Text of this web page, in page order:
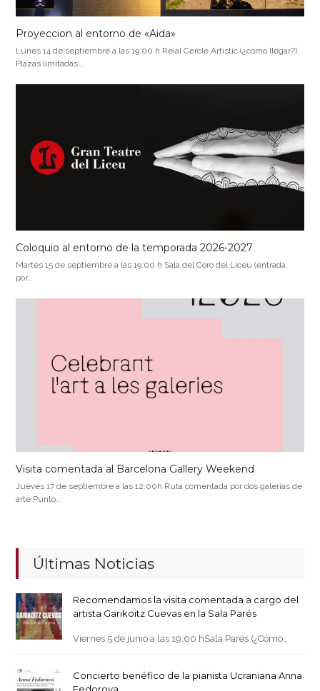
Proyeccion al entorno de «Aida»
Lunes 14 de septiembre a las 19:00 h Reial Cercle Artístic (¿cómo llegar?)
Plazas limitadas.…
Coloquio al entorno de la temporada 2026-2027
Martes 15 de septiembre a las 19:00 h Sala del Coro del Liceu (entrada
por…
Visita comentada al Barcelona Gallery Weekend
Jueves 17 de septiembre a las 12:00h Ruta comentada por dos galerías de
arte Punto…
Últimas Noticias
Recomendamos la visita comentada a cargo del
artista Garikoitz Cuevas en la Sala Parés
Viernes 5 de junio a las 19:00 hSala Parés (¿Cómo…
Concierto benéfico de la pianista Ucraniana Anna